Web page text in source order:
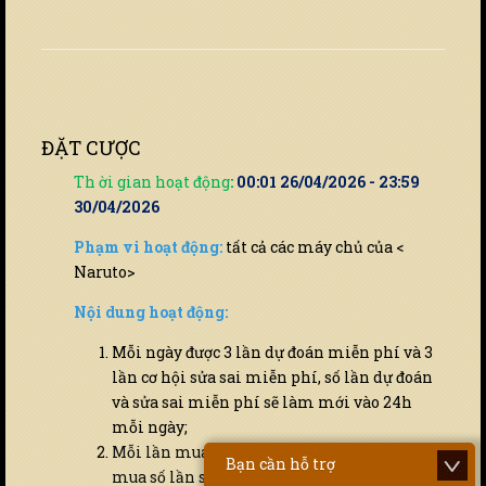
ĐẶT CƯỢC
Th ời gian hoạt động: 00:01 26/04/2026 - 23:59
30/04/2026
Phạm vi hoạt động: tất cả các máy chủ của <
Naruto>
Nội dung hoạt động:
Mỗi ngày được 3 lần dự đoán miễn phí và 3
lần cơ hội sửa sai miễn phí, số lần dự đoán
và sửa sai miễn phí sẽ làm mới vào 24h
mỗi ngày;
Mỗi lần mua số lần dự đoán tốn 10 Vàng,
mua số lần sửa sai sai tốn 100 Vàng;
Bạn cần hỗ trợ